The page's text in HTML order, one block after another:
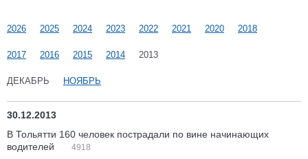
2026 2025 2024 2023 2022 2021 2020 2018
2017 2016 2015 2014 2013
ДЕКАБРЬ НОЯБРЬ
30.12.2013
В Тольятти 160 человек пострадали по вине начинающих
водителей
4918
Наши мероприятия
Статьи